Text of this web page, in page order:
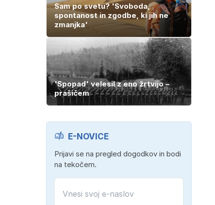
Sam po svetu? 'Svoboda,
spontanost in zgodbe, ki jih ne
zmanjka'
'Spopad' velesil z eno žrtvijo –
prašičem
E-NOVICE
Prijavi se na pregled dogodkov in bodi
na tekočem.